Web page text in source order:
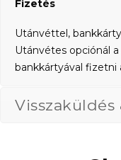
Fizetés
Utánvéttel,
Utánvétes opciónál
bankkártyával fizetni
Visszaküldés